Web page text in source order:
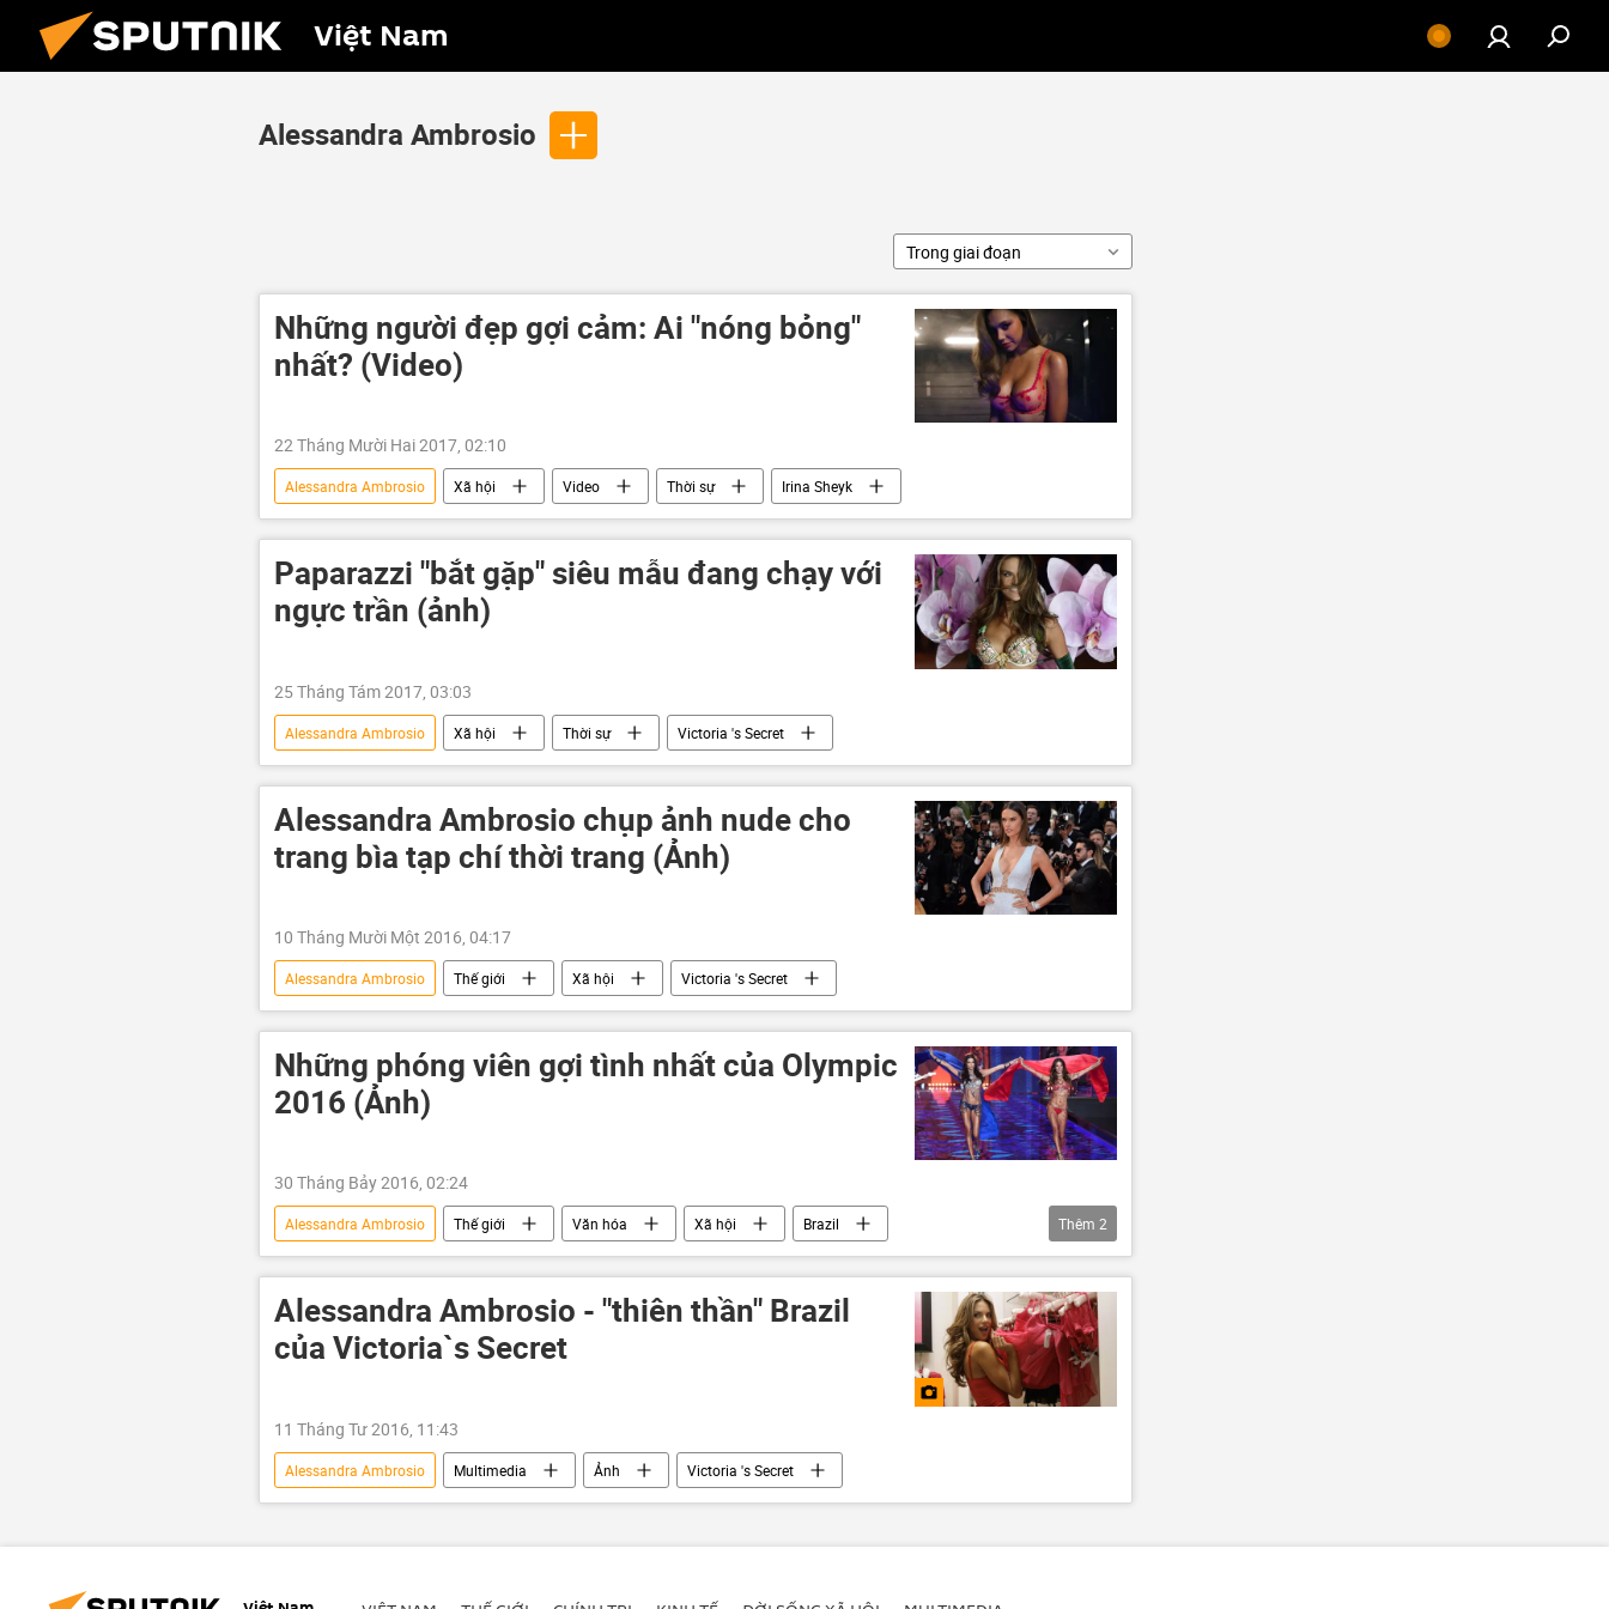
Việt Nam
Alessandra Ambrosio
Trong giai đoạn
Những người đẹp gợi cảm: Ai "nóng bỏng"
nhất? (Video)
22 Tháng Mười Hai 2017, 02:10
Alessandra Ambrosio Xã hội Video Thời sự Irina Sheyk
Paparazzi "bắt gặp" siêu mẫu đang chạy với
ngực trần (ảnh)
25 Tháng Tám 2017, 03:03
Alessandra Ambrosio Xã hội Thời sự Victoria 's Secret
Alessandra Ambrosio chụp ảnh nude cho
trang bìa tạp chí thời trang (Ảnh)
10 Tháng Mười Một 2016, 04:17
Alessandra Ambrosio Thế giới Xã hội Victoria 's Secret
Những phóng viên gợi tình nhất của Olympic
2016 (Ảnh)
30 Tháng Bảy 2016, 02:24
Alessandra Ambrosio Thế giới Văn hóa Xã hội
Brazil
Adriana Lima
Victoria 's Secret Thế vận hội Olympic 2016
Thêm 2
Alessandra Ambrosio - "thiên thần" Brazil
của Victoria`s Secret
11 Tháng Tư 2016, 11:43
Alessandra Ambrosio Multimedia Ảnh Victoria 's Secret